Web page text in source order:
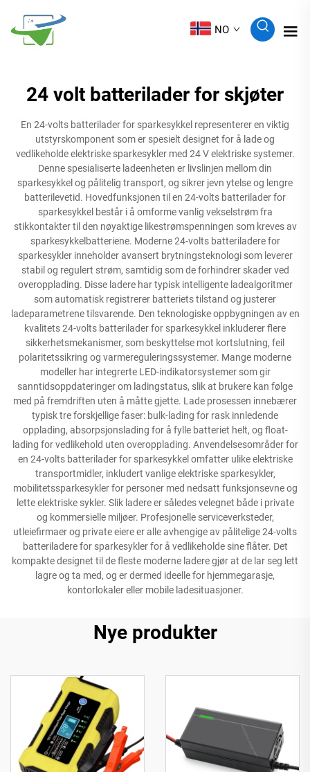
NO
24 volt batterilader for skjøter
En 24-volts batterilader for sparkesykkel representerer en viktig
utstyrskomponent som er spesielt designet for å lade og
vedlikeholde elektriske sparkesykler med 24 V elektriske systemer.
Denne spesialiserte ladeenheten er livslinjen mellom din
sparkesykkel og pålitelig transport, og sikrer jevn ytelse og lengre
batterilevetid. Hovedfunksjonen til en 24-volts batterilader for
sparkesykkel består i å omforme vanlig vekselstrøm fra
stikkontakter til den nøyaktige likestrømspenningen som kreves av
sparkesykkelbatteriene. Moderne 24-volts batteriladere for
sparkesykler inneholder avansert brytningsteknologi som leverer
stabil og regulert strøm, samtidig som de forhindrer skader ved
overopplading. Disse ladere har typisk intelligente ladealgoritmer
som automatisk registrerer batteriets tilstand og justerer
ladeparametrene tilsvarende. Den teknologiske oppbygningen av en
kvalitets 24-volts batterilader for sparkesykkel inkluderer flere
sikkerhetsmekanismer, som beskyttelse mot kortslutning, feil
polaritetssikring og varmereguleringssystemer. Mange moderne
modeller har integrerte LED-indikatorsystemer som gir
sanntidsoppdateringer om ladingstatus, slik at brukere kan følge
med på fremdriften uten å måtte gjette. Lade prosessen innebærer
typisk tre forskjellige faser: bulk-lading for rask innledende
opplading, absorpsjonslading for å fylle batteriet helt, og float-
lading for vedlikehold uten overopplading. Anvendelsesområder for
en 24-volts batterilader for sparkesykkel omfatter ulike elektriske
transportmidler, inkludert vanlige elektriske sparkesykler,
mobilitetssparkesykler for personer med nedsatt funksjonsevne og
lette elektriske sykler. Slik ladere er således velegnet både i private
og kommersielle miljøer. Profesjonelle serviceverksteder,
utleiefirmaer og private eiere er alle avhengige av pålitelige 24-volts
batteriladere for sparkesykler for å vedlikeholde sine flåter. Det
kompakte designet til de fleste moderne ladere gjør at de lar seg lett
lagre og ta med, og er dermed ideelle for hjemmegarasje,
kontorlokaler eller mobile ladesituasjoner.
Nye produkter